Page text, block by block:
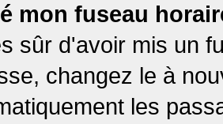
mon fuseau
sûr d'avoir mis un
changez le à
les